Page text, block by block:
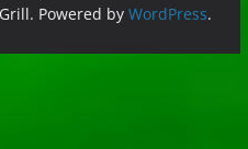
Powered by WordPress.